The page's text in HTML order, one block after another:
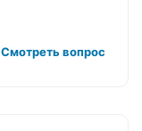
Смотреть вопрос